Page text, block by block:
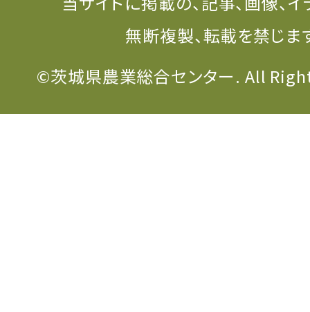
無断複製、転載を禁じま
©茨城県農業総合センター. All